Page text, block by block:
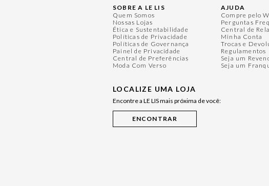
SOBRE A LE LIS
Quem Somos
Nossas Lojas
Ética e Sustentabilidade
Políticas de Privacidade
Políticas de Governança
Painel de Privacidade
Central de Preferências
Moda Com Verso
LOCALIZE UMA LOJA
Encontre a LE LIS mais próxima de você:
AJUDA
Compre pelo
Perguntas
Central de
Minha Conta
Trocas e
Regulamentos
Seja um
Seja um